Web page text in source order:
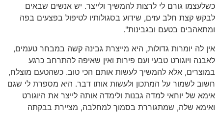
כשלעצמו גורם לי לרצות להמשיך ולייצר. יש אנשים שבאים
לבקש קצת חלב עזים, שידוע בסגולותיו לטיפול בפצעים בפה
ומתאהבים בטעם ובגבינות".
אין לה יומרות גדולות, היא מייצרת גבינה קשה במבחר טעמים,
לאבנה ויוגורט טבעי ועם פירות ואין שאיפה להתרחב כרגע
במוצרים, אלא להמשיך לעשות אותם הכי טוב. כשהטעם מוצלח,
חשוב לשמור על המתכון ולעשות אותו דבר. היא מספרת לי שגם
אימא של יוחאי למדה גבנות ולימדה אותה לייצר את היוגורט
ואימא שלה, שמתגוררת בסמוך למחלבה, מציירת בבקתה